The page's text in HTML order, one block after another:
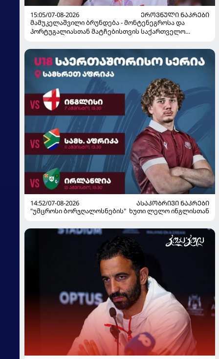
15:05/07-08-2026
ᲔᲠᲝᲕᲜᲣᲚᲘ ᲜᲐᲙᲠᲔᲑᲘ
მამუკელაშვილი ბრუნდება - მონტენეგროსა და
პორტუგალიასთან მატჩებისთვის საქართველო
14:52/07-08-2026
ᲐᲡᲐᲙᲝᲑᲠᲘᲕᲘ ᲜᲐᲙᲠᲔᲑᲘ
"უმცროსი ბორჯღალოსნების" ხუთი ლელო ინგლისთან